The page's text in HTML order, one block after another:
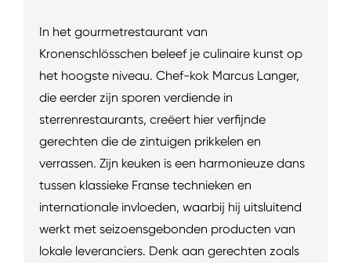
In het gourmetrestaurant van
Kronenschlösschen beleef je culinaire kunst op
het hoogste niveau. Chef-kok Marcus Langer,
die eerder zijn sporen verdiende in
sterrenrestaurants, creëert hier verfijnde
gerechten die de zintuigen prikkelen en
verrassen. Zijn keuken is een harmonieuze dans
tussen klassieke Franse technieken en
internationale invloeden, waarbij hij uitsluitend
werkt met seizoensgebonden producten van
lokale leveranciers. Denk aan gerechten zoals